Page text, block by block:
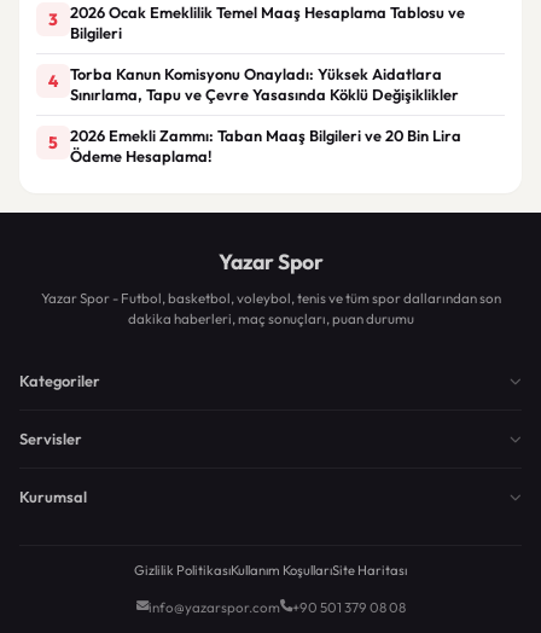
3
2026 Ocak Emeklilik Temel Maaş Hesaplama Tablosu ve
Bilgileri
4
Torba Kanun Komisyonu Onayladı: Yüksek Aidatlara
Sınırlama, Tapu ve Çevre Yasasında Köklü Değişiklikler
5
2026 Emekli Zammı: Taban Maaş Bilgileri ve 20 Bin Lira
Ödeme Hesaplama!
Yazar Spor
Yazar Spor - Futbol, basketbol, voleybol, tenis ve tüm spor dallarından son
dakika haberleri, maç sonuçları, puan durumu
Kategoriler
Servisler
Kurumsal
Gizlilik PolitikasıKullanım KoşullarıSite Haritası
info@yazarspor.com +90 501 379 08 08